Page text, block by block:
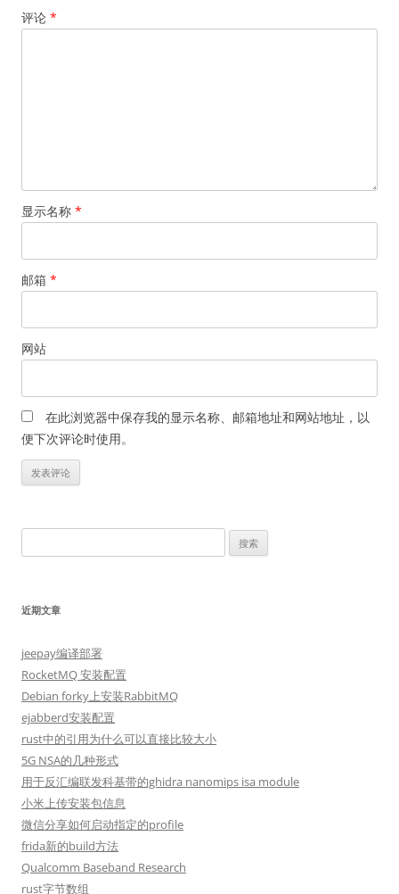
评论 *
显示名称 *
邮箱 *
网站
在此浏览器中保存我的显示名称、邮箱地址和网站地址，以
便下次评论时使用。
索：
近期文章
jeepay编译部署
RocketMQ 安装配置
Debian forky上安装RabbitMQ
ejabberd安装配置
rust中的引用为什么可以直接比较大小
5G NSA的几种形式
用于反汇编联发科基带的ghidra nanomips isa module
小米上传安装包信息
微信分享如何启动指定的profile
frida新的build方法
Qualcomm Baseband Research
rust字节数组